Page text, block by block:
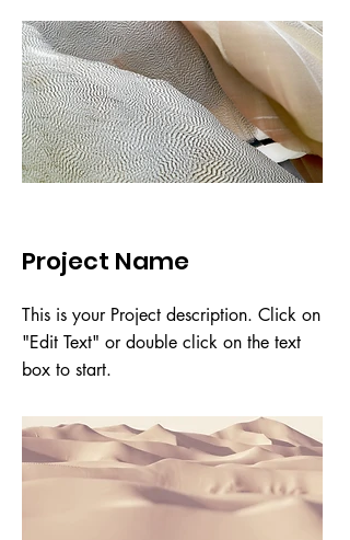
隨時為您提供專業和專人盯件,追
件,查件的協助。 此外，我們還提
供多種越南簽證的相關服務，有紙
本的、落地的,和跑腿商務代領服
務。更有VIP快速通關服務，讓您避
免在越南機場排隊的麻煩。讓您的
時間好好放置在旅遊行程上 -越簽,
替代方案（如果該選項適用於
您）。 如果以上的狀況讓您覺得繁
瑣或不確定 1.建議避免發生:您在
自己申請之前,直接找新中旅快簽隨
時為您提供專業和高效的越南簽證
代辦服務。我們的專業團隊會解決
簽證到電子簽證，以及VIP快速通關
服務，我們一應俱全。選擇新中旅
快簽，是選擇無憂的旅程。 2.如果
已經發生,退件又急著出國,我們也
有相對應的方式,也可以找我們
Project Name
This is your Project description. Click on
"Edit Text" or double click on the text
box to start.